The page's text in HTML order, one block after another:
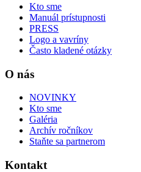
Kto sme
Manuál prístupnosti
PRESS
Logo a vavríny
Často kladené otázky
O nás
NOVINKY
Kto sme
Galéria
Archív ročníkov
Staňte sa partnerom
Kontakt